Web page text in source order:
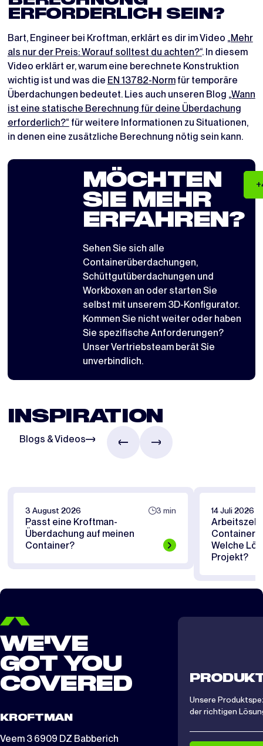
ERFORDERLICH SEIN?
Bart, Engineer bei Kroftman, erklärt es dir im Video „Mehr
als nur der Preis: Worauf solltest du achten?“. In diesem
Video erklärt er, warum eine berechnete Konstruktion
wichtig ist und was die EN 13782-Normfür temporäre
Überdachungen bedeutet. Lies auch unseren Blog „Wann
ist eine statische Berechnung für deine Überdachung
erforderlich?“ für weitere Informationen zu Situationen,
in denen eine zusätzliche Berechnung nötig sein kann.
MÖCHTEN
SIE MEHR
ERFAHREN?
Sehen Sie sich alle
Containerüberdachungen,
Schüttgutüberdachungen und
Workboxen an oder starten Sie
selbst mit unserem 3D-Konfigurator.
Kommen Sie nicht weiter oder haben
Sie spezifische Anforderungen?
Unser Vertriebsteam berät Sie
unverbindlich.
INSPIRATION
Blogs & Videos
3 August 2026 3 min
Passt eine Kroftman-
Überdachung auf meinen
Container?
14 Juli 2026
Arbeitszelt
Welche
Projekt?
WE'VE
GOT YOU
COVERED
KROFTMAN
Veem 3 6909 DZ Babberich
Unsere
der richtigen